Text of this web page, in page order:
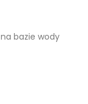
bazie wody